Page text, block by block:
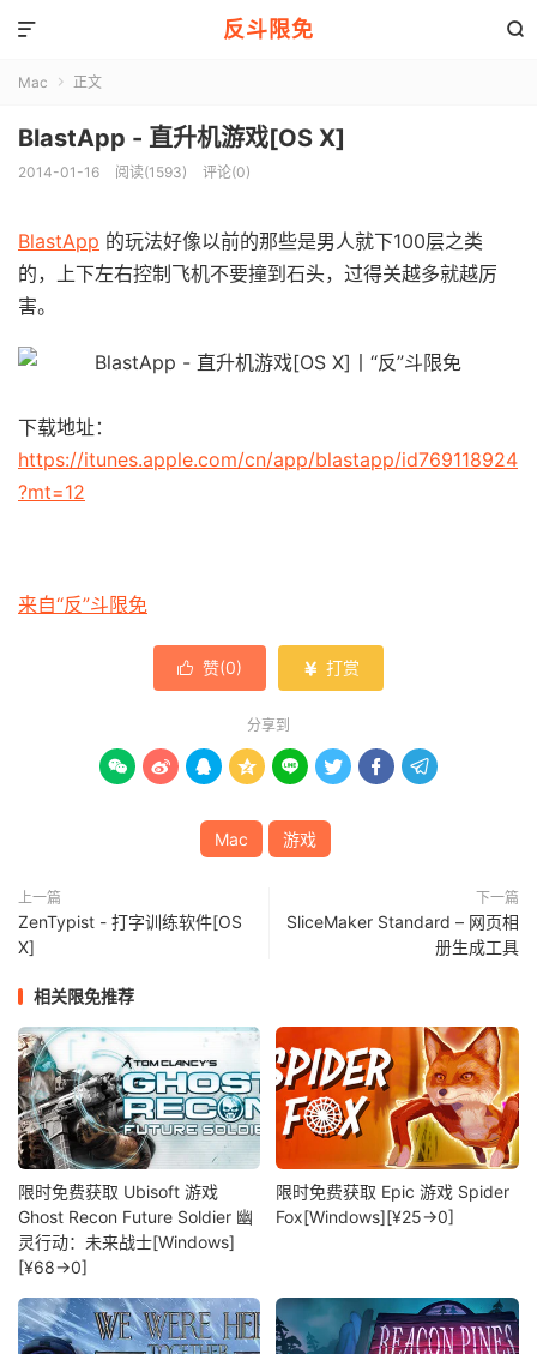
反斗限免 

Mac  正文
BlastApp - 直升机游戏[OS X]
2014-01-16 阅读(1593) 评论(0)
BlastApp 的玩法好像以前的那些是男人就下100层之类
的，上下左右控制飞机不要撞到石头，过得关越多就越厉
害。
下载地址：
https://itunes.apple.com/cn/app/blastapp/id769118924
?mt=12
来自“反”斗限免
 赞(0)  打赏
分享到
       
Mac 游戏
上一篇
ZenTypist - 打字训练软件[OS
X]
下一篇
SliceMaker Standard – 网页相
册生成工具
相关限免推荐
限时免费获取 Ubisoft 游戏
Ghost Recon Future Soldier 幽
灵行动：未来战士[Windows]
[¥68→0]
限时免费获取 Epic 游戏 Spider
Fox[Windows][¥25→0]